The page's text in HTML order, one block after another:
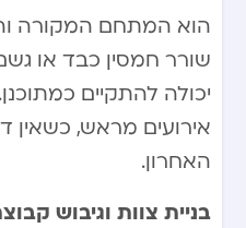
הוא המתחם המקורה
שורר חמסין כבד או
יכולה להתקיים
אירועים מראש, כשאין
האחרון.
בניית צוות וגיבוש